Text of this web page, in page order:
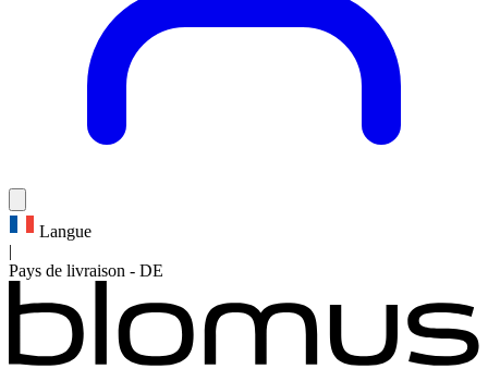
Langue
|
Pays de livraison - DE